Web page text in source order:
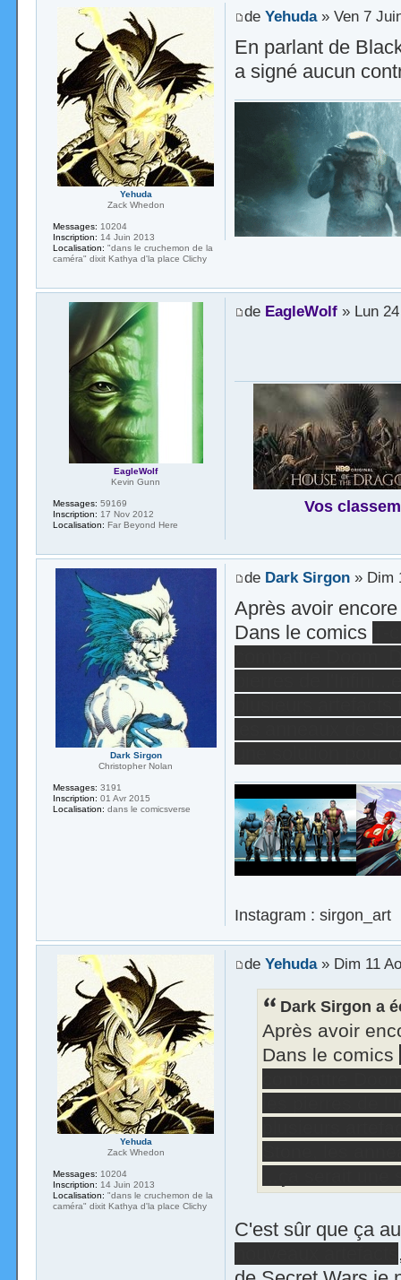
de Yehuda» Ven 7
En parlant de
a signé aucun
Yehuda
Zack Whedon
Messages: 10204
Inscription: 14 Juin 2013
Localisation: "dans le cruchemon de la
caméra" dixit Kathya d'la place Clichy
de EagleWolf» Lun 24
Vos
EagleWolf
Kevin Gunn
Messages: 59169
Inscription: 17 Nov 2012
Localisation: Far Beyond Here
de Dark Sirgon» Dim
Après avoir
Dans le comics
Instagram : sirgon_art
Dark Sirgon
Christopher Nolan
Messages: 3191
Inscription: 01 Avr 2015
Localisation: dans le comicsverse
de Yehuda» Dim 11
Dark Sirgon a
Après avoir
Dans le comics
C'est sûr que ça
Yehuda
Zack Whedon
Messages: 10204
Inscription: 14 Juin 2013
Localisation: "dans le cruchemon de la
caméra" dixit Kathya d'la place Clichy